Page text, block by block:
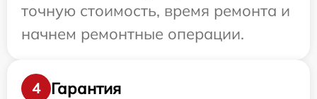
точную стоимость, время ремонта и
начнем ремонтные операции.
4
Гарантия